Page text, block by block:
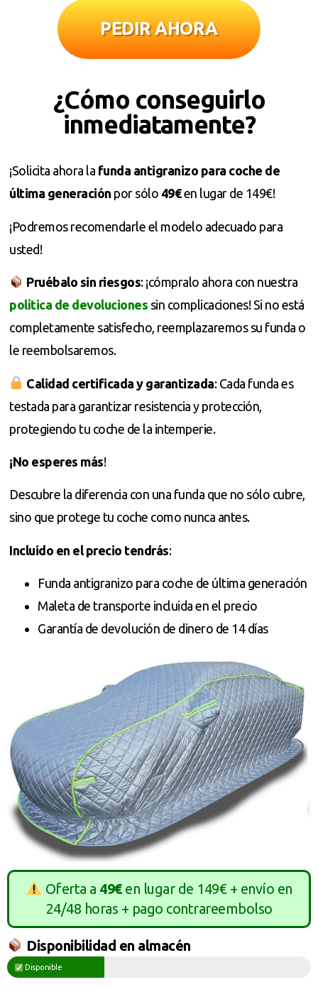
PEDIR AHORA
¿Cómo conseguirlo
inmediatamente?
¡Solicita ahora la funda antigranizo para coche de
última generación por sólo 49€en lugar de 149€!
¡Podremos recomendarle el modelo adecuado para
usted!
Pruébalo sin riesgos: ¡cómpralo ahora con nuestra
política de devoluciones sin complicaciones! Si no está
completamente satisfecho, reemplazaremos su funda o
le reembolsaremos.
Calidad certificada y garantizada: Cada funda es
testada para garantizar resistencia y protección,
protegiendo tu coche de la intemperie.
¡No esperes más!
Descubre la diferencia con una funda que no sólo cubre,
sino que protege tu coche como nunca antes.
Incluido en el precio tendrás:
Funda antigranizo para coche de última generación
Maleta de transporte incluida en el precio
Garantía de devolución de dinero de 14 días
Oferta a 49€en lugar de 149€ + envío en
24/48 horas + pago contrareembolso
Disponibilidad en almacén
Disponible